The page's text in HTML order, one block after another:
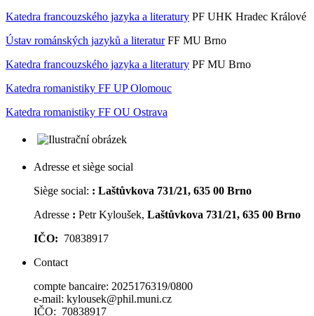
Katedra francouzského jazyka a literatury PF UHK Hradec Králové
Ústav románských jazyků a literaturFF MU Brno
Katedra francouzského jazyka a literatury PF MU Brno
Katedra romanistiky FF UP Olomouc
Katedra romanistiky FF OU Ostrava
Adresse et siège social
Siège social: : Laštůvkova 731/21, 635 00 Brno
Adresse : Petr Kyloušek, Laštůvkova 731/21, 635 00 Brno
IČO: 70838917
Contact
compte bancaire: 2025176319/0800
e-mail: kylousek@phil.muni.cz
IČO: 70838917